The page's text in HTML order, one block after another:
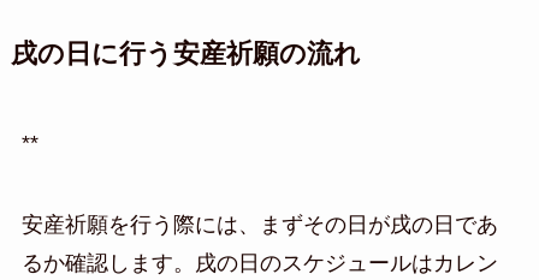
戌の日に行う安産祈願の流れ
**
安産祈願を行う際には、まずその日が戌の日であ
るか確認します。戌の日のスケジュールはカレン